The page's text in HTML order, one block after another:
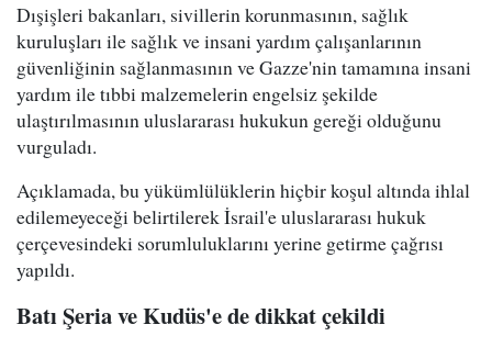
Dışişleri bakanları, sivillerin korunmasının, sağlık
kuruluşları ile sağlık ve insani yardım çalışanlarının
güvenliğinin sağlanmasının ve Gazze'nin tamamına insani
yardım ile tıbbi malzemelerin engelsiz şekilde
ulaştırılmasının uluslararası hukukun gereği olduğunu
vurguladı.
Açıklamada, bu yükümlülüklerin hiçbir koşul altında ihlal
edilemeyeceği belirtilerek İsrail'e uluslararası hukuk
çerçevesindeki sorumluluklarını yerine getirme çağrısı
yapıldı.
Batı Şeria ve Kudüs'e de dikkat çekildi